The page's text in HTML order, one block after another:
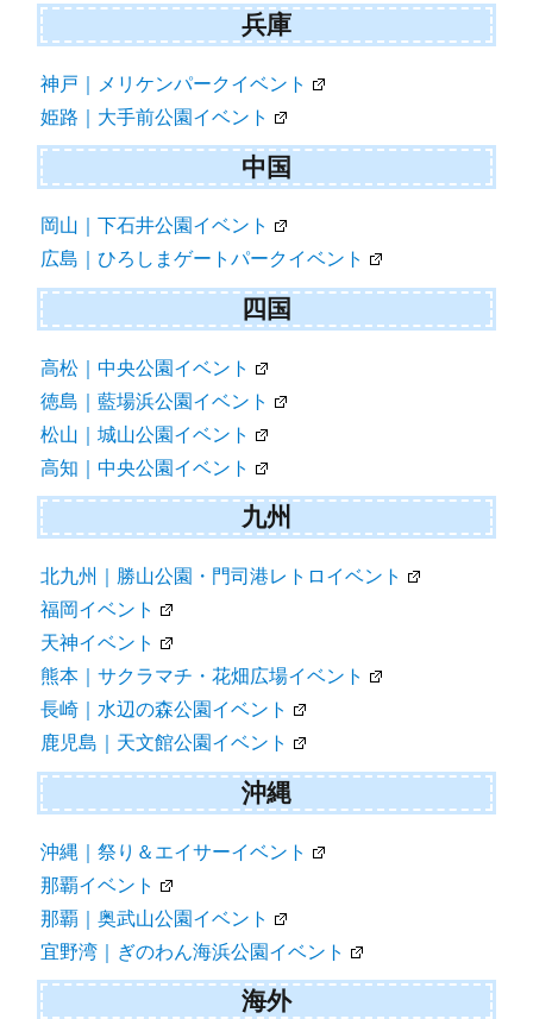
兵庫
神戸｜メリケンパークイベント
姫路｜大手前公園イベント
中国
岡山｜下石井公園イベント
広島｜ひろしまゲートパークイベント
四国
高松｜中央公園イベント
徳島｜藍場浜公園イベント
松山｜城山公園イベント
高知｜中央公園イベント
九州
北九州｜勝山公園・門司港レトロイベント
福岡イベント
天神イベント
熊本｜サクラマチ・花畑広場イベント
長崎｜水辺の森公園イベント
鹿児島｜天文館公園イベント
沖縄
沖縄｜祭り＆エイサーイベント
那覇イベント
那覇｜奥武山公園イベント
宜野湾｜ぎのわん海浜公園イベント
海外